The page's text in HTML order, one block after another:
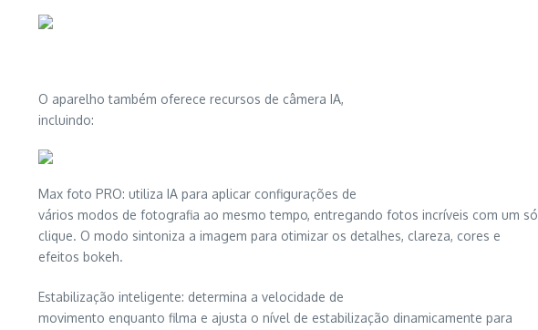
O aparelho também oferece recursos de câmera IA,
incluindo:
Max foto PRO: utiliza IA para aplicar configurações de
vários modos de fotografia ao mesmo tempo, entregando fotos incríveis com um só
clique. O modo sintoniza a imagem para otimizar os detalhes, clareza, cores e
efeitos bokeh.
Estabilização inteligente: determina a velocidade de
movimento enquanto filma e ajusta o nível de estabilização dinamicamente para